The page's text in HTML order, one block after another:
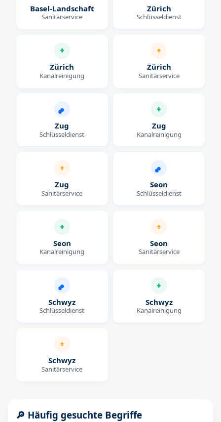
Basel-Landschaft
Sanitärservice
Zürich
Schlüsseldienst
Zürich
Kanalreinigung
Zürich
Sanitärservice
Zug
Schlüsseldienst
Zug
Kanalreinigung
Zug
Sanitärservice
Seon
Schlüsseldienst
Seon
Kanalreinigung
Seon
Sanitärservice
Schwyz
Schlüsseldienst
Schwyz
Kanalreinigung
Schwyz
Sanitärservice
🔎 Häufig gesuchte Begriffe